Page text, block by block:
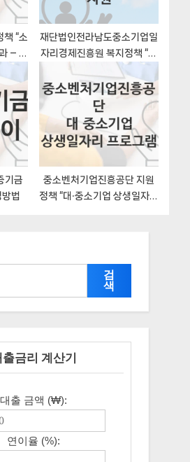
책 “소
– 신
재단법인전라남도중소기업일
자리경제진흥원 복지정책 “중
소기업 육성자금 지원” 서비스
관리부서 – 신청 자격과 조건
기금
법
중소벤처기업진흥공단 지원
정책 “대‧중소기업 상생일자리
검
색
금리 계산기
대출 금액 (₩):
연이율 (%):